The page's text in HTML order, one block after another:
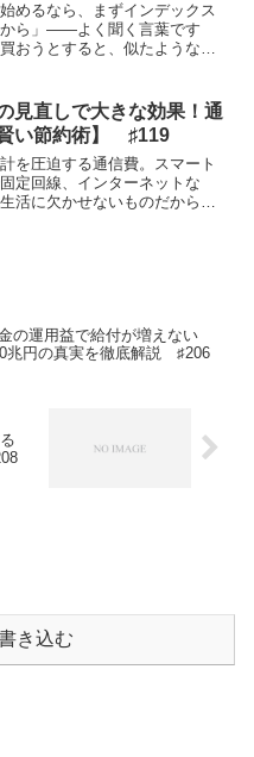
始めるなら、まずインデックス
から」——よく聞く言葉です
おうとすると、似たような商
た。そこで、自分なりに選び方
理してみたので、...
見直しで大きな効果！通
い節約術】 ♯119
を圧迫する通信費。スマート
定回線、インターネットな
活に欠かせないものだからこ
金の運用益で給付が増えない
兆円の真実を徹底解説 ♯206
き込む